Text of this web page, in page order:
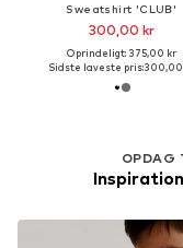
Sweatshirt 'CLUB'
300,00 kr
Oprindeligt: 375,00 kr
Sidste laveste pris:300,00
OPDAG